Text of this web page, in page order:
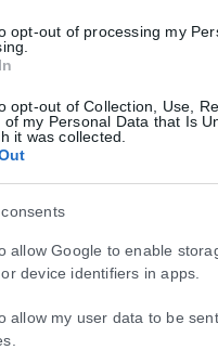
opt-out of processing my
opt-out of Collection, Use,
of my Personal Data that Is
it was collected.
allow Google to enable
device identifiers in apps.
allow my user data to be
την άφιξή του από
κατά την άφιξή του από
Νέα Υόρκη